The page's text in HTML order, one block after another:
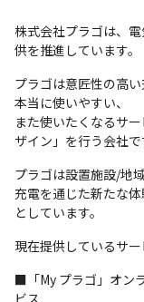
株式会社プラゴは、
供を推進しています。
プラゴは意匠性の高
本当に使いやすい、
また使いたくなるサ
ザイン」を行う会社で
プラゴは設置施設/地
充電を通じた新たな
としています。
現在提供しているサ
■「My プラゴ」オン
ビス